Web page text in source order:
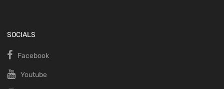
SOCIALS
Facebook
Youtube